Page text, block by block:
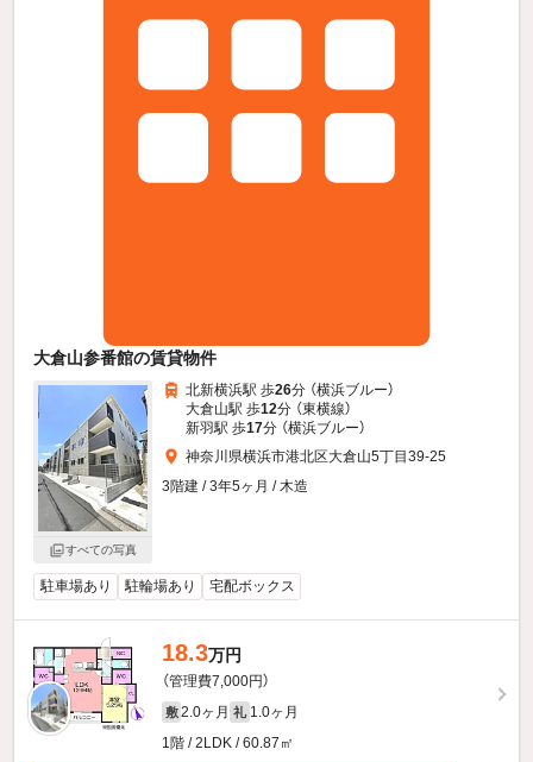
大倉山参番館の賃貸物件
すべての写真
北新横浜駅 歩26分 （横浜ブルー）
大倉山駅 歩12分 （東横線）
新羽駅 歩17分 （横浜ブルー）
神奈川県横浜市港北区大倉山5丁目39-25
3階建 / 3年5ヶ月 / 木造
駐車場あり 駐輪場あり 宅配ボックス
18.3万円
（管理費7,000円）
敷 2.0ヶ月 礼 1.0ヶ月
1階 / 2LDK / 60.87㎡